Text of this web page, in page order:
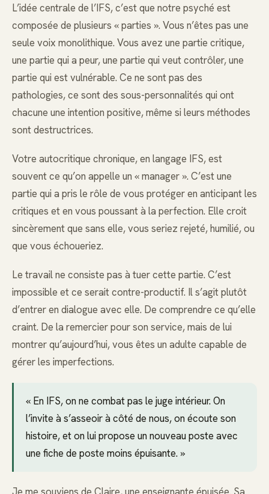
L’idée centrale de l’IFS, c’est que notre psyché est
composée de plusieurs « parties ». Vous n’êtes pas une
seule voix monolithique. Vous avez une partie critique,
une partie qui a peur, une partie qui veut contrôler, une
partie qui est vulnérable. Ce ne sont pas des
pathologies, ce sont des sous-personnalités qui ont
chacune une intention positive, même si leurs méthodes
sont destructrices.
Votre autocritique chronique, en langage IFS, est
souvent ce qu’on appelle un « manager ». C’est une
partie qui a pris le rôle de vous protéger en anticipant les
critiques et en vous poussant à la perfection. Elle croit
sincèrement que sans elle, vous seriez rejeté, humilié, ou
que vous échoueriez.
Le travail ne consiste pas à tuer cette partie. C’est
impossible et ce serait contre-productif. Il s’agit plutôt
d’entrer en dialogue avec elle. De comprendre ce qu’elle
craint. De la remercier pour son service, mais de lui
montrer qu’aujourd’hui, vous êtes un adulte capable de
gérer les imperfections.
« En IFS, on ne combat pas le juge intérieur. On
l’invite à s’asseoir à côté de nous, on écoute son
histoire, et on lui propose un nouveau poste avec
une fiche de poste moins épuisante. »